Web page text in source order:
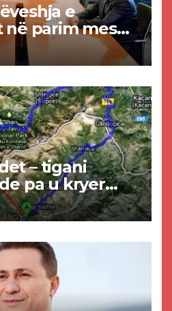
e
në parim mes
– tigani
pa u kryer
komuna e
për